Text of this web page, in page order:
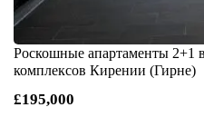
Роскошные апартаменты 2+1
комплексов Кирении (Гирне)
£195,000